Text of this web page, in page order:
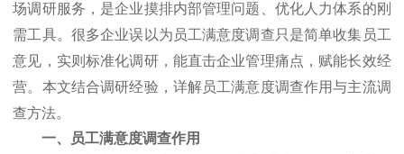
场调研服务，是企业摸排内部管理问题、优化人力体系的刚
需工具。很多企业误以为员工满意度调查只是简单收集员工
意见，实则标准化调研，能直击企业管理痛点，赋能长效经
营。本文结合调研经验，详解员工满意度调查作用与主流调
查方法。
一、员工满意度调查作用